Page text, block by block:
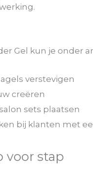
Gel kun je onder
verstevigen
creëren
sets plaatsen
bij klanten met
voor stap